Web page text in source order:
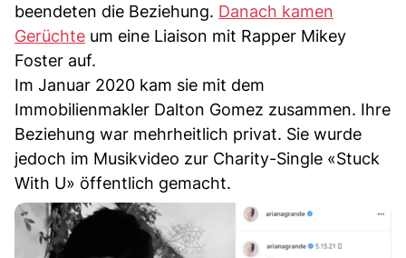
beendeten die Beziehung. Danach kamen
Gerüchte um eine Liaison mit Rapper Mikey
Foster auf.
Im Januar 2020 kam sie mit dem
Immobilienmakler Dalton Gomez zusammen. Ihre
Beziehung war mehrheitlich privat. Sie wurde
jedoch im Musikvideo zur Charity-Single «Stuck
With U» öffentlich gemacht.